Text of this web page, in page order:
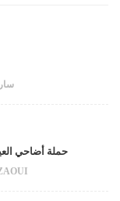
حملة أضاحي